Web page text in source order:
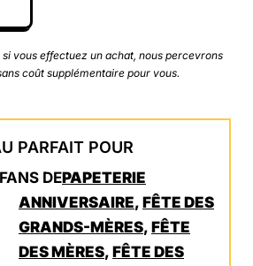
si vous effectuez un achat, nous percevrons
coût supplémentaire pour vous.
PARFAIT POUR
DEPAPETERIE
ANNIVERSAIRE, FÊTE DES
GRANDS-MÈRES, FÊTE
DES MÈRES, FÊTE DES